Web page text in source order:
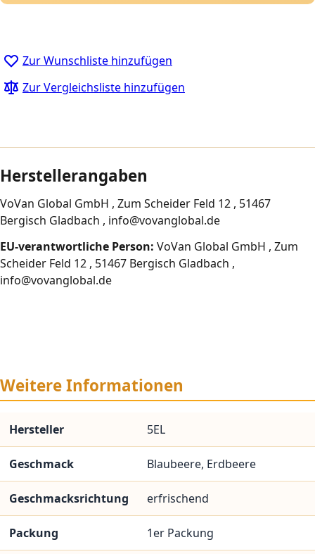
Zur Wunschliste hinzufügen
Zur Vergleichsliste hinzufügen
Herstellerangaben
VoVan Global GmbH , Zum Scheider Feld 12 , 51467
Bergisch Gladbach , info@vovanglobal.de
EU-verantwortliche Person: VoVan Global GmbH , Zum
Scheider Feld 12 , 51467 Bergisch Gladbach ,
info@vovanglobal.de
Weitere Informationen
Hersteller 5EL
Geschmack Blaubeere, Erdbeere
Geschmacksrichtung erfrischend
Packung 1er Packung